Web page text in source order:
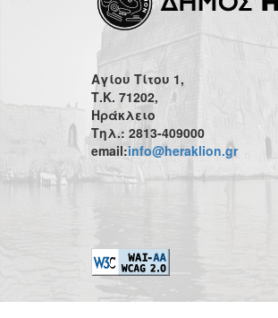
Αγίου Τίτου 1,
Τ.Κ. 71202,
Ηράκλειο
Τηλ.: 2813-409000
email:info@heraklion.gr